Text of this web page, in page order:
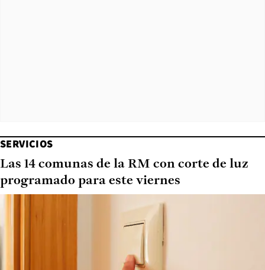
SERVICIOS
Las 14 comunas de la RM con corte de luz
programado para este viernes